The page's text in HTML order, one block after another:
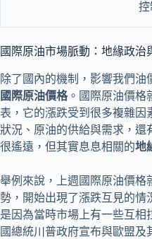
控
國際原油市場脈動：地緣政治
除了國內的機制，影響我們油
國際原油價格。國際原油價格
表，它的漲跌受到很多複雜因
狀況、原油的供給與需求，還
很遙遠，但其實息息相關的地
舉例來說，上週國際原油價格
勢，開始出現了漲跌互見的情
是因為當時市場上有一些互相
國總統川普政府宣布與歐盟及